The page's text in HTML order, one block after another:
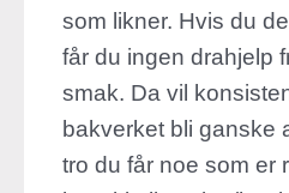
som likner. Hvis du
får du ingen drahjelp
smak. Da vil
bakverket bli ganske
tro du får noe som er